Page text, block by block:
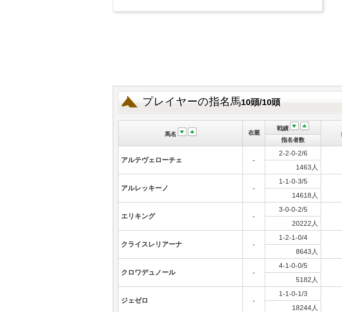
プレイヤーの指名馬10頭/10頭
馬名 在厩
戦績
指名者数
アルテヴェローチェ -
2-2-0-2/6
1463人
アルレッキーノ -
1-1-0-3/5
14618人
エリキング -
3-0-0-2/5
20222人
クライスレリアーナ -
1-2-1-0/4
8643人
クロワデュノール -
4-1-0-0/5
5182人
ジェゼロ -
1-1-0-1/3
18244人